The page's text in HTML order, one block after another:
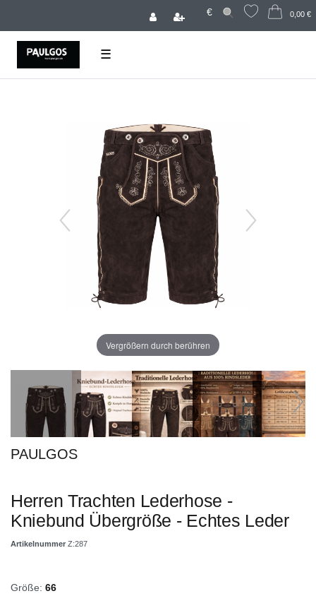
€ 0,00 €
☰
Vergrößern durch berühren
PAULGOS
Herren Trachten Lederhose -
Kniebund Übergröße - Echtes Leder
Artikelnummer Z:287
Größe: 66